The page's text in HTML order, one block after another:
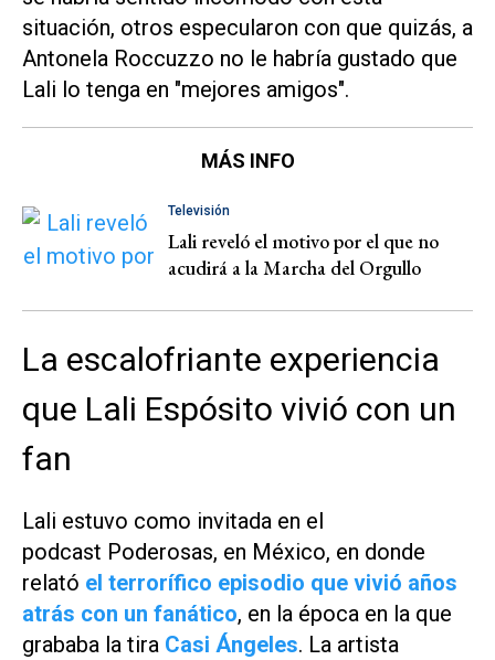
situación, otros especularon con que quizás, a
Antonela Roccuzzo no le habría gustado que
Lali lo tenga en "mejores amigos".
MÁS INFO
Televisión
Lali reveló el motivo por el que no
acudirá a la Marcha del Orgullo
La escalofriante experiencia
que Lali Espósito vivió con un
fan
Lali estuvo como invitada en el
podcast Poderosas, en México, en donde
relató el terrorífico episodio que vivió años
atrás con un fanático, en la época en la que
grababa la tira Casi Ángeles. La artista